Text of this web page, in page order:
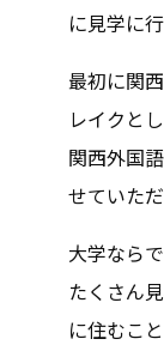
に見学に
最初に関
レイクと
関西外国
せていた
大学なら
たくさん
に住むこ